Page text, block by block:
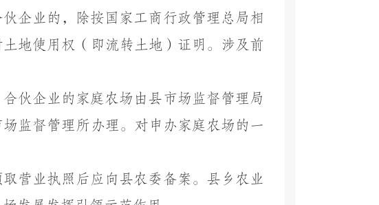
企业的，除按国家工商行政管理总局相
地使用权（即流转土地）证明。涉及前
伙企业的家庭农场由县市场监督管理局
监督管理所办理。对申办家庭农场的一
营业执照后应向县农委备案。县乡农业